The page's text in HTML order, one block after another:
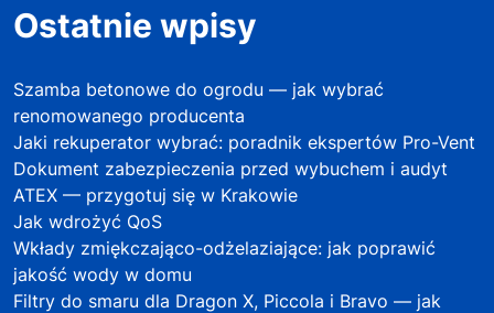
Ostatnie wpisy
Szamba betonowe do ogrodu — jak wybrać
renomowanego producenta
Jaki rekuperator wybrać: poradnik ekspertów Pro-Vent
Dokument zabezpieczenia przed wybuchem i audyt
ATEX — przygotuj się w Krakowie
Jak wdrożyć QoS
Wkłady zmiękczająco-odżelaziające: jak poprawić
jakość wody w domu
Filtry do smaru dla Dragon X, Piccola i Bravo — jak